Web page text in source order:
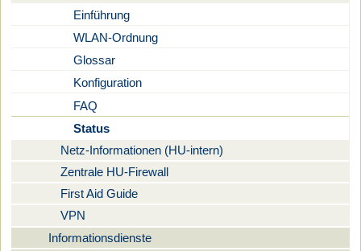
Einführung
WLAN-Ordnung
Glossar
Konfiguration
FAQ
Status
Netz-Informationen (HU-intern)
Zentrale HU-Firewall
First Aid Guide
VPN
Informationsdienste